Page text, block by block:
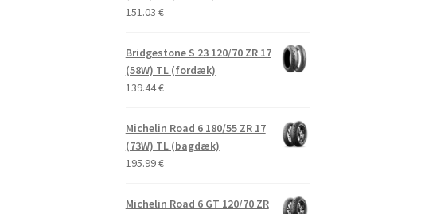
151.03 €
Bridgestone S 23 120/70 ZR 17
(58W) TL (fordæk)
139.44€
Michelin Road 6 180/55 ZR 17
(73W) TL (bagdæk)
195.99€
Michelin Road 6 GT 120/70 ZR